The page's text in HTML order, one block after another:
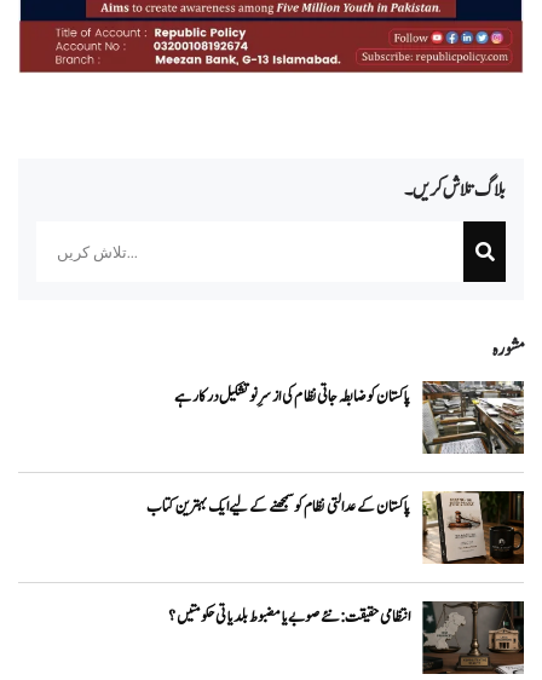
بلاگ تلاش کریں۔
مشورہ
پاکستان کو ضابطہ جاتی نظام کی ازسرِنو تشکیل درکار ہے
پاکستان کے عدالتی نظام کو سمجھنے کے لیے ایک بہترین کتاب
انتظامی حقیقت: نئے صوبے یا مضبوط بلدیاتی حکومتیں؟